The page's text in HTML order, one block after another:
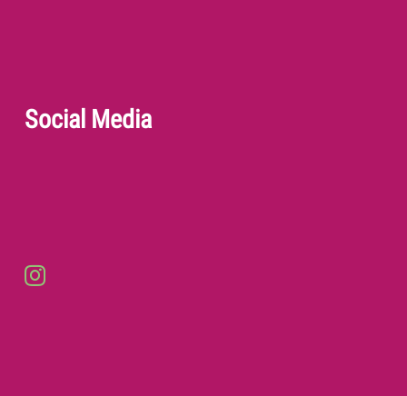
Social Media